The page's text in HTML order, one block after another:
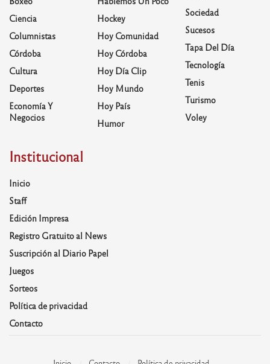
Ciencia
Columnistas
Córdoba
Cultura
Deportes
Economía Y
Negocios
Hockey
Hoy Comunidad
Hoy Córdoba
Hoy Día Clip
Hoy Mundo
Hoy País
Humor
Sociedad
Sucesos
Tapa Del Día
Tecnología
Tenis
Turismo
Voley
Institucional
Inicio
Staff
Edición Impresa
Registro Gratuito al News
Suscripción al Diario Papel
Juegos
Sorteos
Política de privacidad
Contacto